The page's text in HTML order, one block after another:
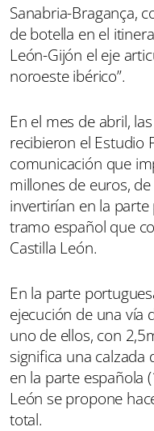
Sanabria-Bragança,
de botella en el
León-Gijón el eje
noroeste ibérico”.
En el mes de abril,
recibieron el Estudio
comunicación que
millones de euros,
invertirían en la
tramo español que
Castilla León.
En la parte
ejecución de una vía
uno de ellos, con
significa una calzada
en la parte española
León se propone
total.